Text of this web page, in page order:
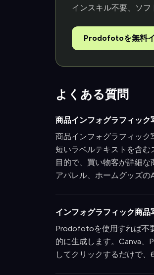
インスキル不要、ソ
Prodofotoを無料
よくある質問
商品インフォグラフィック
商品インフォグラフィック
短いラベルテキストを含
目的で、買い物客が詳細な
アパレル、ホームグッズの
インフォグラフィック商
Prodofotoを使用すれば不
的に生成します。Canva
してクリックするだけで